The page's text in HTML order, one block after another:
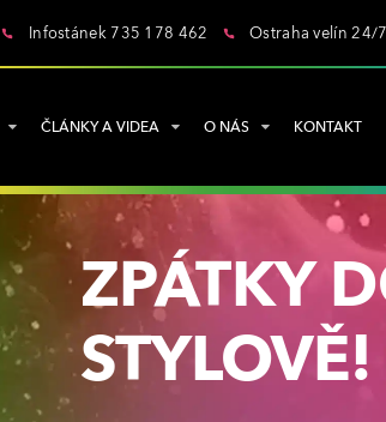
Infostánek 735 178 462 Ostraha velín 24/
ČLÁNKY A VIDEA O NÁS KONTAKT
ZPÁTKY
STYLOVĚ!